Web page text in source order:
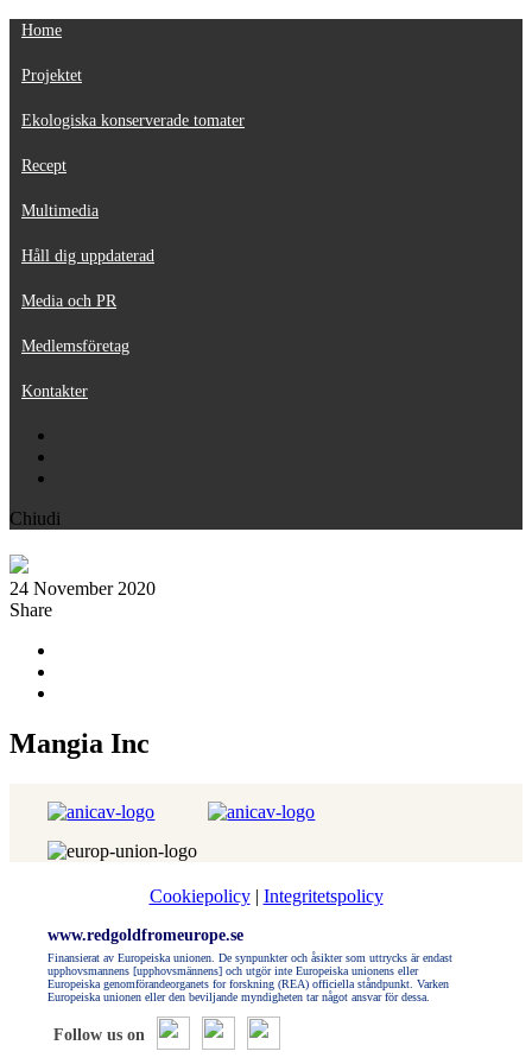
Home
Projektet
Ekologiska konserverade tomater
Recept
Multimedia
Håll dig uppdaterad
Media och PR
Medlemsföretag
Kontakter
Chiudi
24 November 2020
Share
Mangia Inc
Cookiepolicy| Integritetspolicy
www.redgoldfromeurope.se
Finansierat av Europeiska unionen. De synpunkter och åsikter som uttrycks är endast
upphovsmannens [upphovsmännens] och utgör inte Europeiska unionens eller
Europeiska genomförandeorganets for forskning (REA) officiella ståndpunkt. Varken
Europeiska unionen eller den beviljande myndigheten tar något ansvar för dessa.
Follow us on